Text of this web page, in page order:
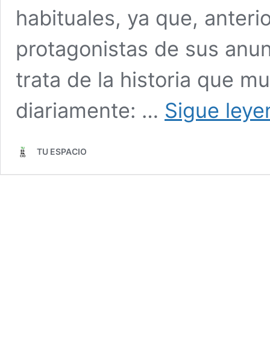
habituales, ya que,
protagonistas de sus
trata de la historia que
diariamente: … Sigue
TU ESPACIO